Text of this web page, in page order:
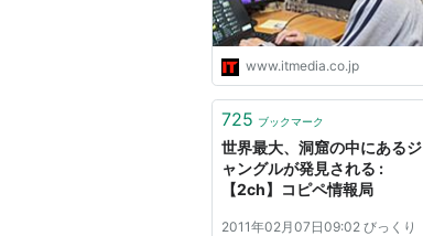
www.itmedia.co.jp
725 ブックマーク
世界最大、洞窟の中にあるジ
ャングルが発見される :
【2ch】コピペ情報局
2011年02月07日09:02 びっくり